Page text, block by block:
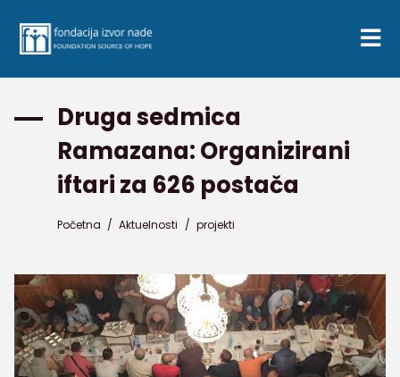
Druga sedmica
Ramazana: Organizirani
iftari za 626 postača
Početna / Aktuelnosti / projekti